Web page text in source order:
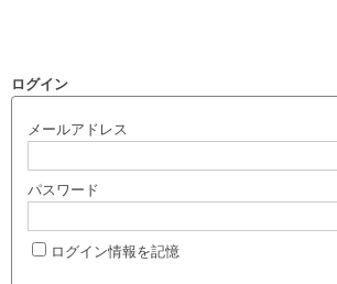
ログイン
メールアドレス
パスワード
ログイン情報を記憶